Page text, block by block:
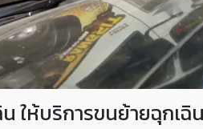
ให้บริการขนย้ายฉุกเฉิ